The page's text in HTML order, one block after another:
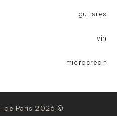
guitares
vin
microcredit
© Crédit Municipal de Paris 2026